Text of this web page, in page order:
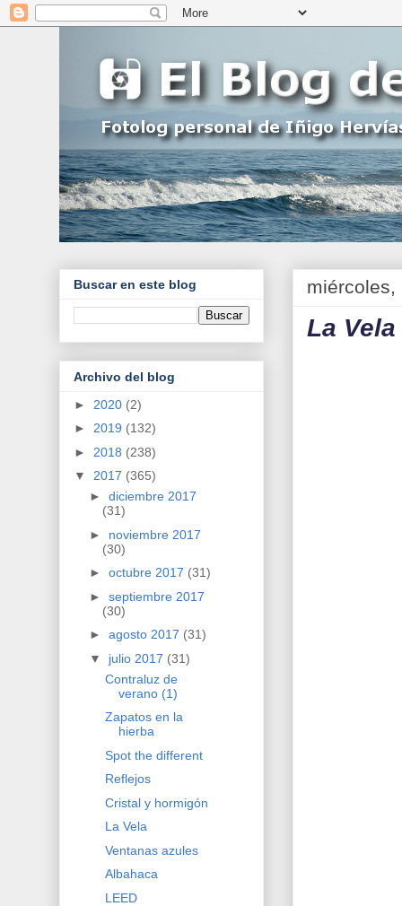
miércoles,
La Vela
Buscar en este blog
Archivo del blog
► 2020 (2)
► 2019 (132)
► 2018 (238)
▼ 2017 (365)
► diciembre 2017
(31)
► noviembre 2017
(30)
► octubre 2017 (31)
► septiembre 2017
(30)
► agosto 2017 (31)
▼ julio 2017 (31)
Contraluz de
verano (1)
Zapatos en la
hierba
Spot the different
Reflejos
Cristal y hormigón
La Vela
Ventanas azules
Albahaca
LEED